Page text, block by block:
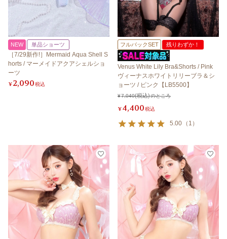
NEW 単品ショーツ
［7/29新作!］Mermaid Aqua Shell S
horts / マーメイドアクアシェルショ
ーツ
¥2,090税込
フルバックSET 残りわずか！
Venus White Lily Bra&Shorts / Pink
ヴィーナスホワイトリリーブラ＆シ
ョーツ / ピンク【LB5500】
¥7,040 のところ
¥4,400税込
5.00 （ 1 ）